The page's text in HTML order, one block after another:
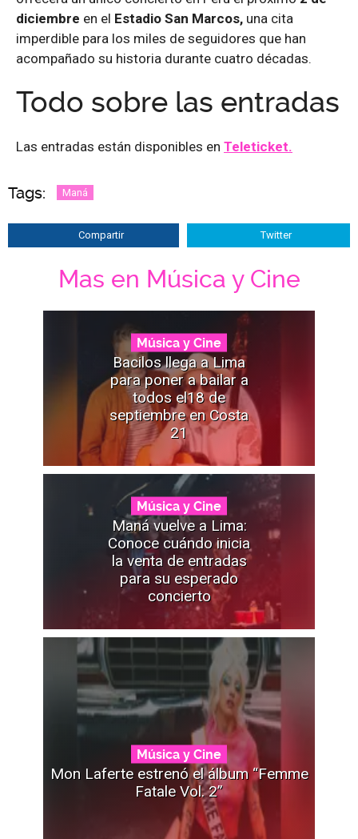
diciembre en el Estadio San Marcos, una cita
imperdible para los miles de seguidores que han
acompañado su historia durante cuatro décadas.
Todo sobre las entradas
Las entradas están disponibles en Teleticket.
Tags: Maná
Compartir Twitter
Mas en Música y Cine
Música y Cine
Bacilos llega a Lima
para poner a bailar a
todos el18 de
septiembre en Costa
21
Música y Cine
Maná vuelve a Lima:
Conoce cuándo inicia
la venta de entradas
para su esperado
concierto
Música y Cine
Mon Laferte estrenó el álbum “Femme
Fatale Vol. 2”